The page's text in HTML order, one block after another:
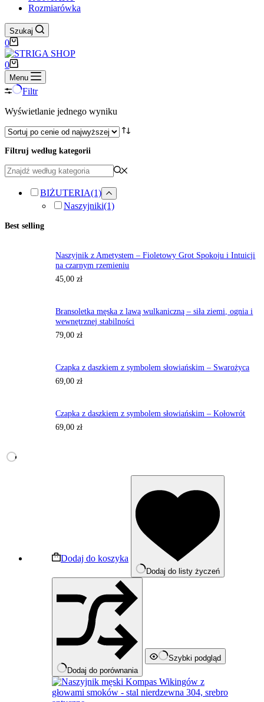
Rozmiarówka
Szukaj
Koszyk
0
Koszyk
0
Menu
Filtr
Wyświetlanie jednego wyniku
Filtruj według kategorii
BIŻUTERIA(1)
Naszyjniki(1)
Best selling
Naszyjnik z Ametystem – Fioletowy Grot Spokoju i Intuicji
na czarnym rzemieniu
45,00zł
Bransoletka męska z lawą wulkaniczną – siła ziemi, ognia i
wewnętrznej stabilności
79,00zł
Czapka z daszkiem z symbolem słowiańskim – Swarożyca
69,00zł
Czapka z daszkiem z symbolem słowiańskim – Kołowrót
69,00zł
Dodaj do koszyka
Dodaj do listy życzeń
Dodaj do porównania
Szybki podgląd